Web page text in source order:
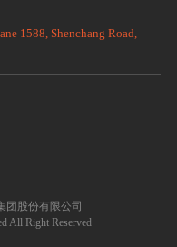
1588, Shenchang Road,
团股份有限公司
All Right Reserved